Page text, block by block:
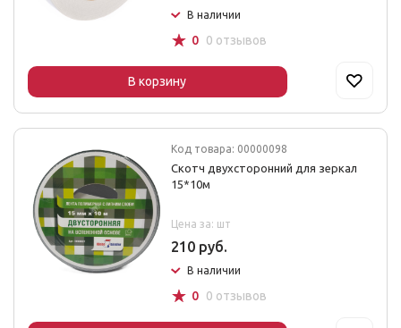
В наличии
☆ 0 0 отзывов
В корзину
Код товара: 00000098
Скотч двухсторонний для зеркал
15*10м
Цена за: шт
210 руб.
В наличии
☆ 0 0 отзывов